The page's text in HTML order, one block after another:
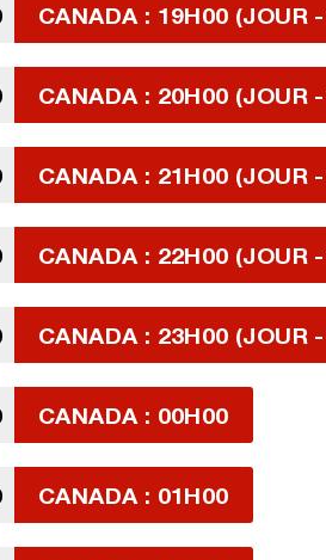
CANADA : 19H00 (JOUR
CANADA : 20H00 (JOUR
CANADA : 21H00 (JOUR
CANADA : 22H00 (JOUR
CANADA : 23H00 (JOUR
CANADA : 00H00
CANADA : 01H00